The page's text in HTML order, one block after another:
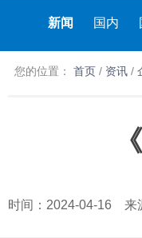
新闻 国内
您的位置： 首页 / 资讯 /
时间：2024-04-16